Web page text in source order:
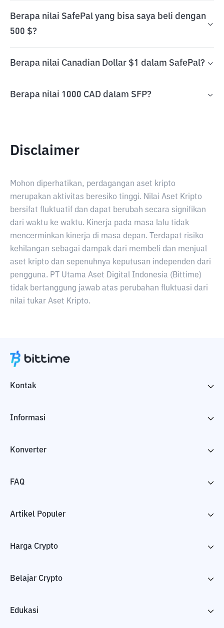
Berapa nilai SafePal yang bisa saya beli dengan
500 $?
Berapa nilai Canadian Dollar $1 dalam SafePal?
Berapa nilai 1000 CAD dalam SFP?
Disclaimer
Mohon diperhatikan, perdagangan aset kripto
merupakan aktivitas beresiko tinggi. Nilai Aset Kripto
bersifat fluktuatif dan dapat berubah secara signifikan
dari waktu ke waktu. Kinerja pada masa lalu tidak
mencerminkan kinerja di masa depan. Terdapat risiko
kehilangan sebagai dampak dari membeli dan menjual
aset kripto dan sepenuhnya keputusan independen dari
pengguna. PT Utama Aset Digital Indonesia (Bittime)
tidak bertanggung jawab atas perubahan fluktuasi dari
nilai tukar Aset Kripto.
Kontak
Informasi
Konverter
FAQ
Artikel Populer
Harga Crypto
Belajar Crypto
Edukasi